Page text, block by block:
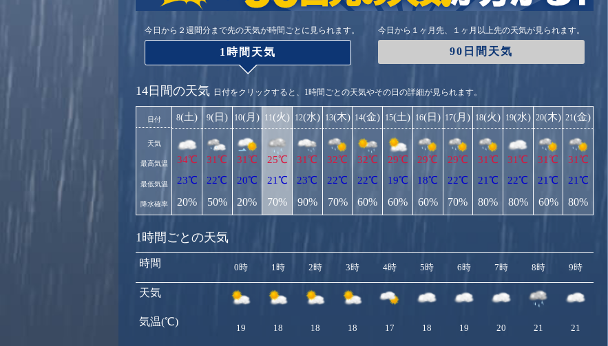
今日から２週間分まで先の天気が時間ごとに見られます。
1時間天気
今日から１ヶ月先、１ヶ月以上先の天気が見られます。
90日間天気
14日間の天気 日付をクリックすると、1時間ごとの天気やその日の詳細が見られます。
日付
天気
最高気温
最低気温
降水確率
8(土)
34℃
23℃
20%
9(日)
31℃
22℃
50%
10(月)
31℃
20℃
20%
11(火)
25℃
21℃
70%
12(水)
31℃
23℃
90%
13(木)
32℃
22℃
70%
14(金)
32℃
22℃
60%
15(土)
29℃
19℃
60%
16(日)
29℃
18℃
60%
17(月)
29℃
22℃
70%
18(火)
31℃
21℃
80%
19(水)
31℃
22℃
80%
20(木)
31℃
21℃
60%
21(金)
31℃
21℃
80%
1時間ごとの天気
時間
天気
気温(℃)
0時 1時 2時 3時 4時 5時 6時 7時 8時 9時
19 18 18 18 17 18 19 20 21 21